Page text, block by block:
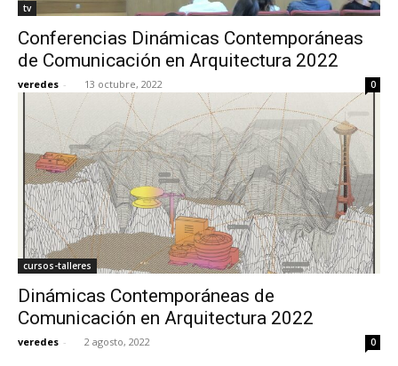
tv
Conferencias Dinámicas Contemporáneas
de Comunicación en Arquitectura 2022
veredes - 13 octubre, 2022 0
cursos-talleres
Dinámicas Contemporáneas de
Comunicación en Arquitectura 2022
veredes - 2 agosto, 2022 0